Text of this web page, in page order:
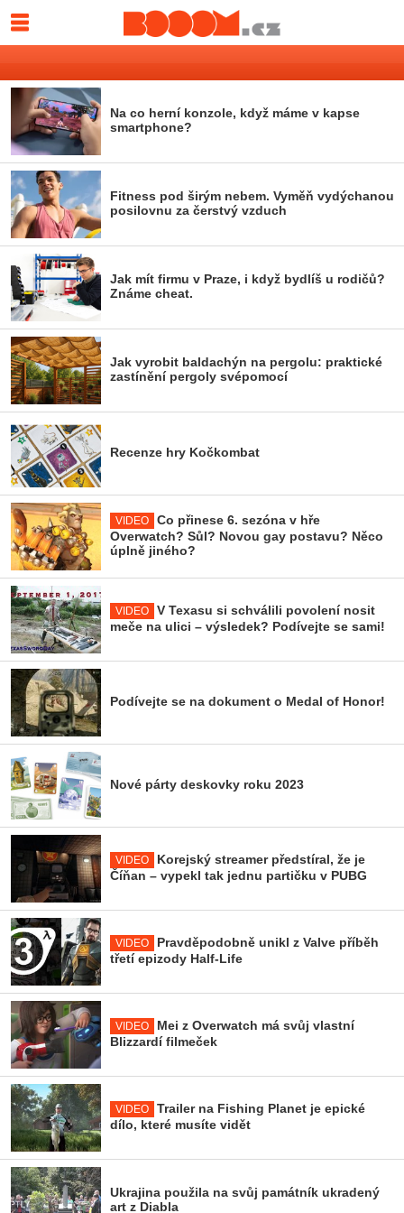
Na co herní konzole, když máme v kapse
smartphone?
Fitness pod širým nebem. Vyměň vydýchanou
posilovnu za čerstvý vzduch
Jak mít firmu v Praze, i když bydlíš u rodičů?
Známe cheat.
Jak vyrobit baldachýn na pergolu: praktické
zastínění pergoly svépomocí
Recenze hry Kočkombat
VIDEO
Co přinese 6. sezóna v hře
Overwatch? Sůl? Novou gay postavu? Něco
úplně jiného?
VIDEO
V Texasu si schválili povolení nosit
meče na ulici – výsledek? Podívejte se sami!
Podívejte se na dokument o Medal of Honor!
Nové párty deskovky roku 2023
VIDEO
Korejský streamer předstíral, že je
Číňan – vypekl tak jednu partičku v PUBG
VIDEO
Pravděpodobně unikl z Valve příběh
třetí epizody Half-Life
VIDEO
Mei z Overwatch má svůj vlastní
Blizzardí filmeček
VIDEO
Trailer na Fishing Planet je epické
dílo, které musíte vidět
Ukrajina použila na svůj památník ukradený
art z Diabla